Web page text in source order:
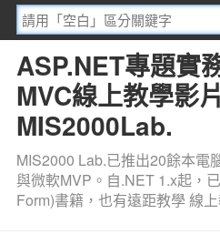
ASP.NET專題實
MVC線上教學影
MIS2000Lab.
MIS2000 Lab.已推出20餘本電
與微軟MVP。自.NET 1.x起，
Form)書籍，也有遠距教學 線